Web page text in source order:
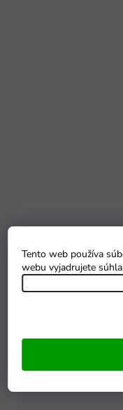
Tento web používa
webu vyjadrujete